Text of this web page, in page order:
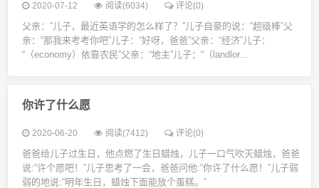
2020-07-12 阅读(6034) 评论(0)
父亲：“儿子，最近英语学的怎么样了？”儿子自豪的说：“超级棒”父
亲：“那我来考考你吧”儿子：“好呀，爸爸”父亲：“经济”儿子：
“（economy）依靠农民”父亲：“地主”儿子：“（landlor...
你许了什么愿
2020-06-20 阅读(7412) 评论(0)
爸爸给儿子过生日，他点燃了生日蜡烛，儿子一口气吹灭蜡烛，爸爸
说:“许个愿吧！”儿子思考了一会，爸爸问他:“你许了什么愿！”儿子弱
弱的地说:“明年生日，蜡烛下面能放个蛋糕。”